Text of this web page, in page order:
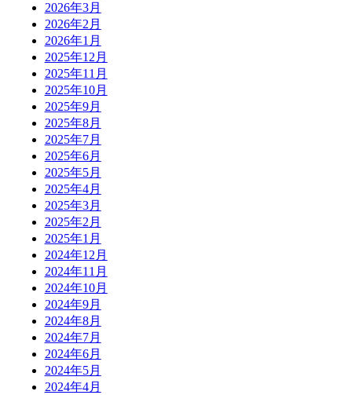
2026年3月
2026年2月
2026年1月
2025年12月
2025年11月
2025年10月
2025年9月
2025年8月
2025年7月
2025年6月
2025年5月
2025年4月
2025年3月
2025年2月
2025年1月
2024年12月
2024年11月
2024年10月
2024年9月
2024年8月
2024年7月
2024年6月
2024年5月
2024年4月